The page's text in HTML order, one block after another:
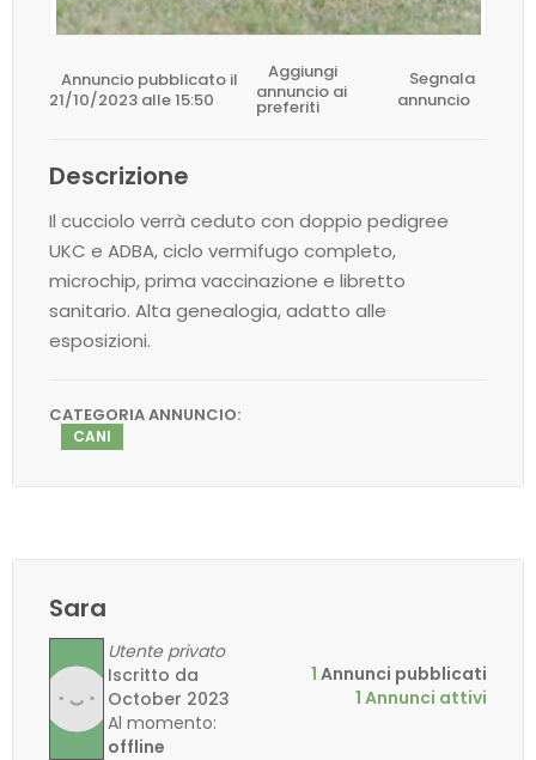
Annuncio pubblicato il
21/10/2023 alle 15:50
Aggiungi
annuncio ai
preferiti
Segnala
annuncio
Descrizione
Il cucciolo verrà ceduto con doppio pedigree
UKC e ADBA, ciclo vermifugo completo,
microchip, prima vaccinazione e libretto
sanitario. Alta genealogia, adatto alle
esposizioni.
CATEGORIA ANNUNCIO:
CANI
Sara
Utente privato
Iscritto da
October 2023
Al momento:
offline
1 Annunci pubblicati
1 Annunci attivi